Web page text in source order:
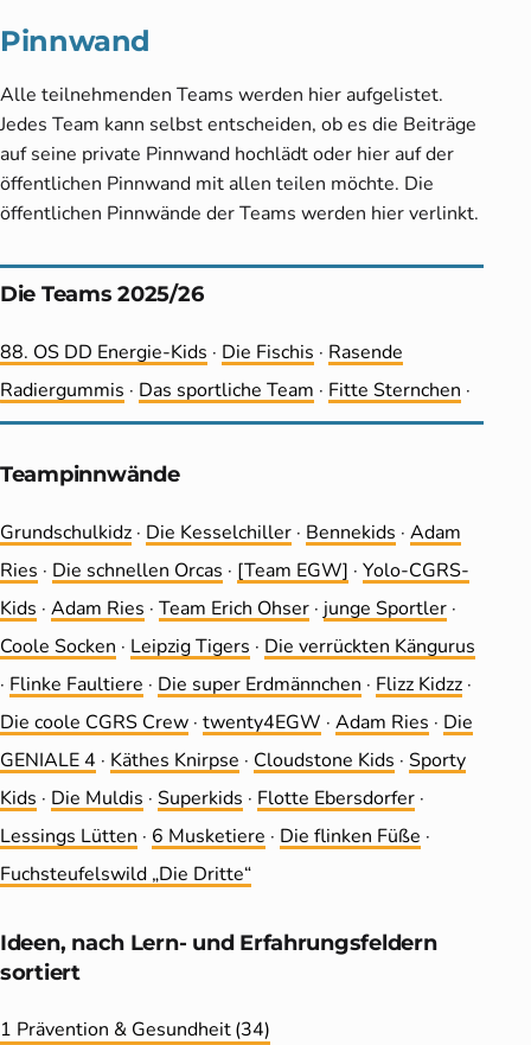
Pinnwand
Alle teilnehmenden Teams werden hier aufgelistet.
Jedes Team kann selbst entscheiden, ob es die Beiträge
auf seine private Pinnwand hochlädt oder hier auf der
öffentlichen Pinnwand mit allen teilen möchte. Die
öffentlichen Pinnwände der Teams werden hier verlinkt.
Die Teams 2025/26
88. OS DD Energie-Kids · Die Fischis · Rasende
Radiergummis · Das sportliche Team · Fitte Sternchen ·
Teampinnwände
Grundschulkidz · Die Kesselchiller · Bennekids · Adam
Ries · Die schnellen Orcas · [Team EGW] · Yolo-CGRS-
Kids · Adam Ries · Team Erich Ohser · junge Sportler ·
Coole Socken · Leip­zig Tigers · Die ver­rückten Kängurus
· Flinke Faultiere · Die super Erdmännchen · Flizz Kidzz ·
Die coole CGRS Crew · twenty4EGW · Adam Ries · Die
GENIALE 4 · Käthes Knirpse · Cloudstone Kids · Sporty
Kids · Die Muldis · Superkids · Flotte Ebersdorfer ·
Lessings Lütten · 6 Musketiere · Die flinken Füße ·
Fuchsteufelswild „Die Dritte“
Ideen, nach Lern- und Erfahrungs­feldern
sortiert
1 Prävention & Gesundheit(34)